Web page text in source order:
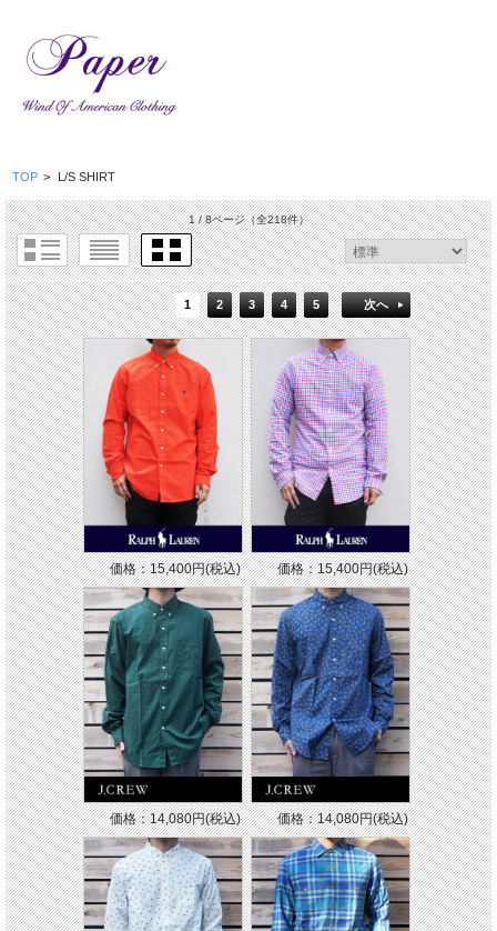
TOP > L/S SHIRT
1 / 8ページ（全218件）
1 2 3 4 5 次へ
価格：15,400円(税込) 価格：15,400円(税込)
価格：14,080円(税込) 価格：14,080円(税込)